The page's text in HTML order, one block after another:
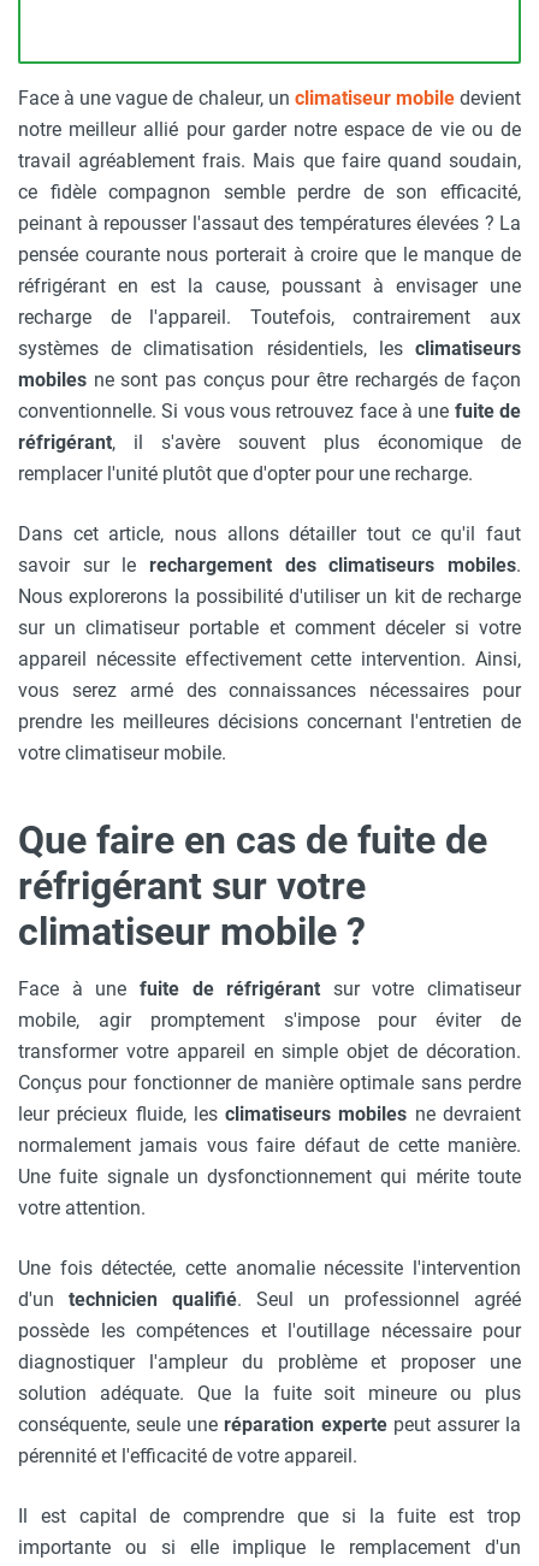
Face à une vague de chaleur, un climatiseur mobiledevient
notre meilleur allié pour garder notre espace de vie ou de
travail agréablement frais. Mais que faire quand soudain,
ce fidèle compagnon semble perdre de son efficacité,
peinant à repousser l'assaut des températures élevées ? La
pensée courante nous porterait à croire que le manque de
réfrigérant en est la cause, poussant à envisager une
recharge de l'appareil. Toutefois, contrairement aux
systèmes de climatisation résidentiels, les climatiseurs
mobiles ne sont pas conçus pour être rechargés de façon
conventionnelle. Si vous vous retrouvez face à une fuite de
réfrigérant, il s'avère souvent plus économique de
remplacer l'unité plutôt que d'opter pour une recharge.
Dans cet article, nous allons détailler tout ce qu'il faut
savoir sur le rechargement des climatiseurs mobiles.
Nous explorerons la possibilité d'utiliser un kit de recharge
sur un climatiseur portable et comment déceler si votre
appareil nécessite effectivement cette intervention. Ainsi,
vous serez armé des connaissances nécessaires pour
prendre les meilleures décisions concernant l'entretien de
votre climatiseur mobile.
Que faire en cas de fuite de
réfrigérant sur votre
climatiseur mobile ?
Face à une fuite de réfrigérant sur votre climatiseur
mobile, agir promptement s'impose pour éviter de
transformer votre appareil en simple objet de décoration.
Conçus pour fonctionner de manière optimale sans perdre
leur précieux fluide, lesclimatiseurs mobiles ne devraient
normalement jamais vous faire défaut de cette manière.
Une fuite signale un dysfonctionnement qui mérite toute
votre attention.
Une fois détectée, cette anomalie nécessite l'intervention
d'un technicien qualifié. Seul un professionnel agréé
possède les compétences et l'outillage nécessaire pour
diagnostiquer l'ampleur du problème et proposer une
solution adéquate. Que la fuite soit mineure ou plus
conséquente, seule uneréparation expertepeut assurer la
pérennité et l'efficacité de votre appareil.
Il est capital de comprendre que si la fuite est trop
importante ou si elle implique le remplacement d'un